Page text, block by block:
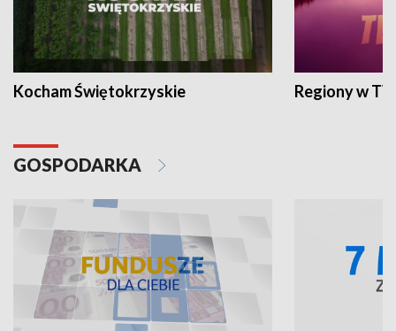
Kocham Świętokrzyskie Regiony w
GOSPODARKA